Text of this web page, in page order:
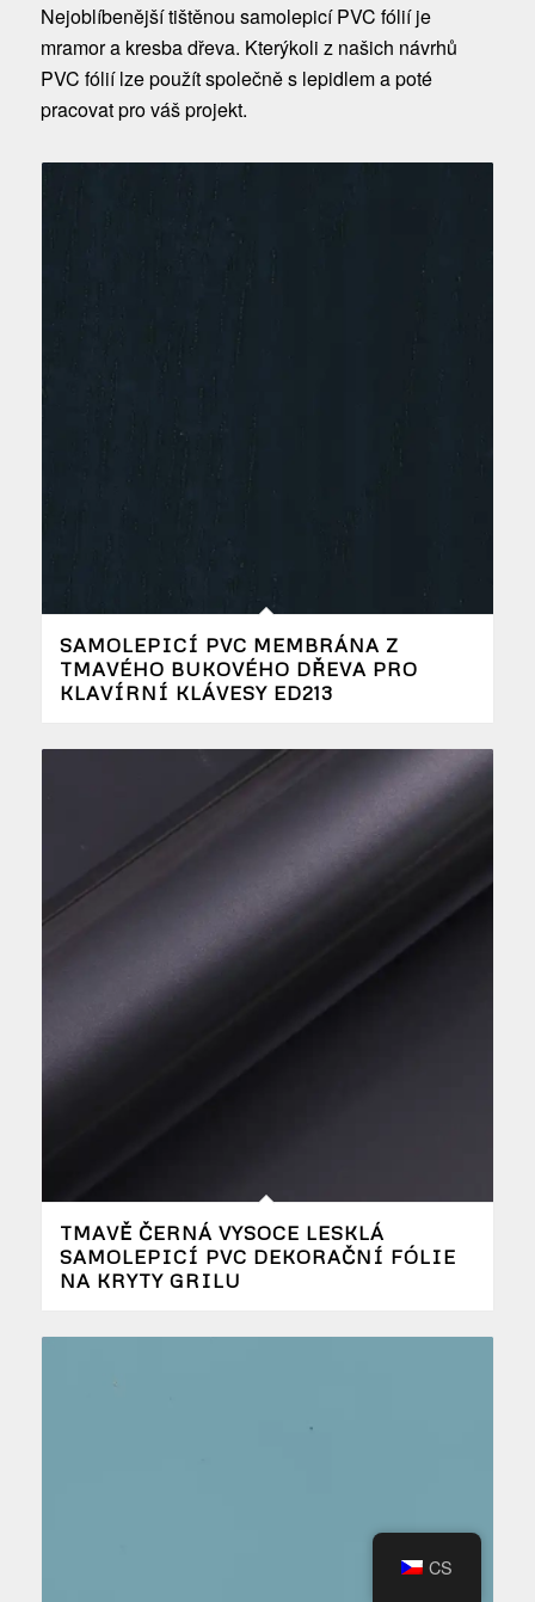
Nejoblíbenější tištěnou samolepicí PVC fólií je
mramor a kresba dřeva. Kterýkoli z našich návrhů
PVC fólií lze použít společně s lepidlem a poté
pracovat pro váš projekt.
SAMOLEPICÍ PVC MEMBRÁNA Z
TMAVÉHO BUKOVÉHO DŘEVA PRO
KLAVÍRNÍ KLÁVESY ED213
TMAVĚ ČERNÁ VYSOCE LESKLÁ
SAMOLEPICÍ PVC DEKORAČNÍ FÓLIE
NA KRYTY GRILU
CS